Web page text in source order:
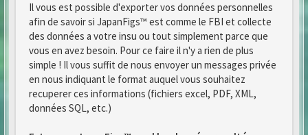
Il vous est possible d'exporter vos données personnelles
afin de savoir si JapanFigs™ est comme le FBI et collecte
des données a votre insu ou tout simplement parce que
vous en avez besoin. Pour ce faire il n'y a rien de plus
simple ! Il vous suffit de nous envoyer un messages privée
en nous indiquant le format auquel vous souhaitez
recuperer ces informations (fichiers excel, PDF, XML,
données SQL, etc.)